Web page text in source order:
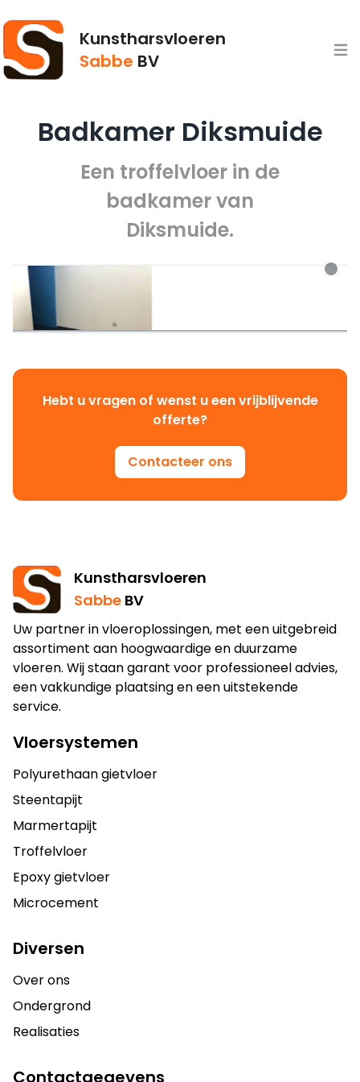
Kunstharsvloeren
Sabbe BV
Badkamer Diksmuide
Een troffelvloer in de
badkamer van
Diksmuide.
Hebt u vragen of wenst u een vrijblijvende
offerte?
Contacteer ons
Kunstharsvloeren
Sabbe BV
Uw partner in vloeroplossingen, met een uitgebreid
assortiment aan hoogwaardige en duurzame
vloeren. Wij staan garant voor professioneel advies,
een vakkundige plaatsing en een uitstekende
service.
Vloersystemen
Polyurethaan gietvloer
Steentapijt
Marmertapijt
Troffelvloer
Epoxy gietvloer
Microcement
Diversen
Over ons
Ondergrond
Realisaties
Contactgegevens